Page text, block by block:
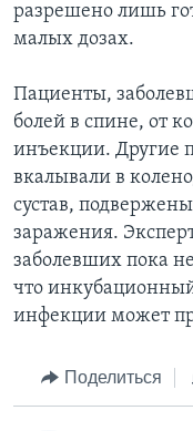
разрешено лишь
малых дозах.
Пациенты,
болей в спине, от
инъекции. Другие
вкалывали в
сустав,
заражения.
заболевших пока
что
инфекции может
Поделиться